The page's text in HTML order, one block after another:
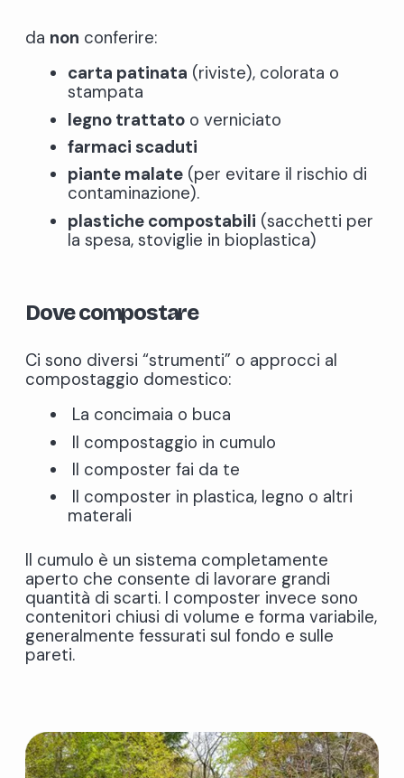
da non conferire:
carta patinata (riviste), colorata o
stampata
legno trattatoo verniciato
farmaci scaduti
piante malate(per evitare il rischio di
contaminazione).
plastiche compostabili (sacchetti per
la spesa, stoviglie in bioplastica)
Dove compostare
Ci sono diversi “strumenti” o approcci al
compostaggio domestico:
La concimaia o buca
Il compostaggio in cumulo
Il composter fai da te
Il composter in plastica, legno o altri
materali
Il cumulo è un sistema completamente
aperto che consente di lavorare grandi
quantità di scarti. I composter invece sono
contenitori chiusi di volume e forma variabile,
generalmente fessurati sul fondo e sulle
pareti.